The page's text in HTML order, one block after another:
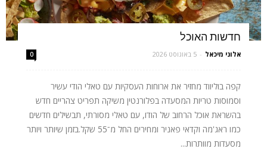
חדשות האוכל
אלוני מיכאל - 5 באוגוסט 2026 0
קפה בוליווד מחזיר את ארוחות העסקיות עם טאלי הודי עשיר
וסמוסות טריות המסעדה בפלורנטין משיקה תפריט צהריים חדש
בהשראת אוכל הרחוב של הודו, עם טאלי מסורתי, תבשילים חדשים
כמו ראג'מה וקדאי פאניר ומחירים החל מ־55 שקל.בזמן שיותר ויותר
מסעדות מוותרות...